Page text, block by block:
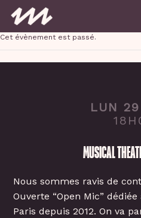
main
content
Cet évènement est passé.
LUN
MUSICAL
Nous sommes ravis de
Ouverte “Open Mic”
Paris depuis 2012. On va